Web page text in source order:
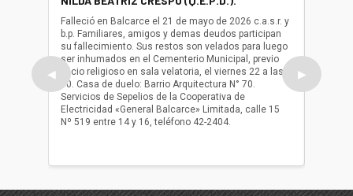
◀
Falleció en Balcarce el 21 de mayo de 2026 c.a.s.r. y
b.p. Familiares, amigos y demas deudos participan
su fallecimiento. Sus restos son velados para luego
ser inhumados en el Cementerio Municipal, previo
oficio religioso en sala velatoria, el viernes 22 a las
10. Casa de duelo: Barrio Arquitectura N° 70.
Servicios de Sepelios de la Cooperativa de
Electricidad «General Balcarce» Limitada, calle 15
Nº 519 entre 14 y 16, teléfono 42-2404.
ser
oficio
▶